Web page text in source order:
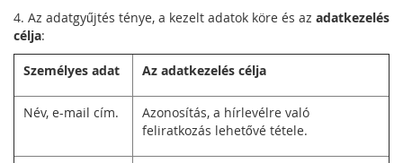
4. Az adatgyűjtés ténye, a kezelt adatok köre és az adatkezelés
célja:
Személyes adat Az adatkezelés célja
Név, e-mail cím.
Azonosítás, a hírlevélre való
feliratkozás lehetővé tétele.